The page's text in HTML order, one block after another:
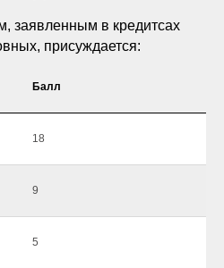
заявленным в кредитсах
присуждается:
Балл
18
9
5